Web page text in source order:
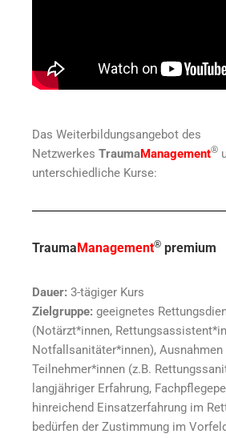
Das Weiterbildungsangebot des
Netzwerkes TraumaManagement®
unterschiedliche Kurse:
Trauma Management® premium
Dauer: 3-tägiger Kurs
Zielgruppe: geeignetes
(Notärzt*innen,
Notfallsanitäter*innen), Ausnahmen
Teilnehmer*innen (z.B.
langjähriger Erfahrung,
hinreichend Einsatzerfahrung im
bedürfen der Zustimmung im